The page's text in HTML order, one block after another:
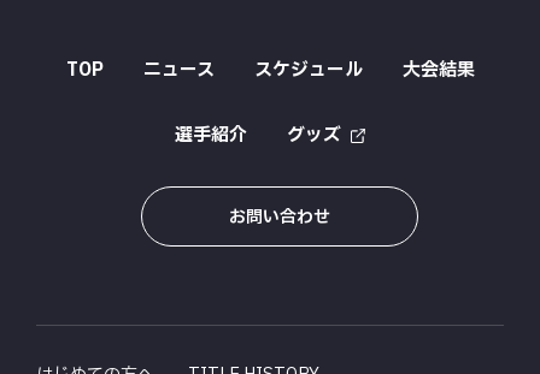
TOP ニュース スケジュール 大会結果
選手紹介 グッズ
お問い合わせ